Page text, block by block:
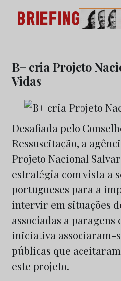
content
Briefing: Todas as notícias
Marketing e da Publicidade
B+ cria Projeto
Vidas
Desafiada pelo
Ressuscitação, a
Projeto Nacional
estratégia com vista a
portugueses para a
intervir em situações
associadas a paragens
iniciativa associaram-
públicas que
este projeto.